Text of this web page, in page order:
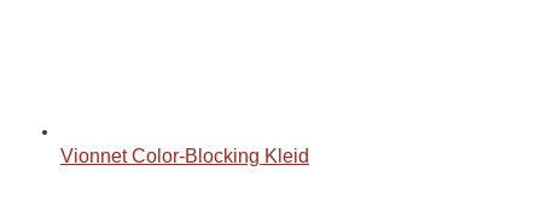
Vionnet Color-Blocking Kleid